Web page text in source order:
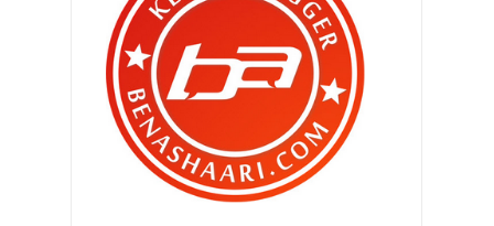
▼
Julai 2012
Terlepas saat terindah ? Rugi ..
Pasang MyDistress untuk
keselamatan kita ..
Patutlah si isteri serabai jer ..
Patutlah ..